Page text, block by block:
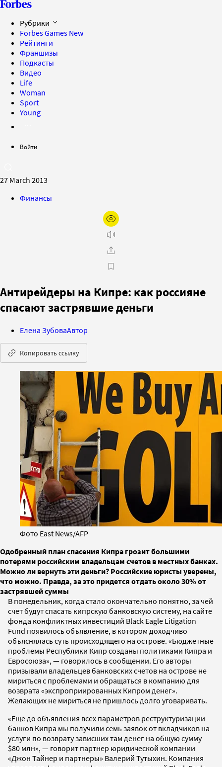
Рубрики
Forbes Games New
Рейтинги
Франшизы
Подкасты
Видео
Life
Woman
Sport
Young
Войти
27 March 2013
Финансы
Антирейдеры на Кипре: как россияне
спасают застрявшие деньги
Елена ЗубоваАвтор
Копировать ссылку
Фото East News/AFP
Одобренный план спасения Кипра грозит большими
потерями российским владельцам счетов в местных банках.
Можно ли вернуть эти деньги? Российские юристы уверены,
что можно. Правда, за это придется отдать около 30% от
застрявшей суммы
В понедельник, когда стало окончательно понятно, за чей
счет будут спасать кипрскую банковскую систему, на сайте
фонда конфликтных инвестиций Black Eagle Litigation
Fund появилось объявление, в котором доходчиво
объяснялась суть происходящего на острове. «Бюджетные
проблемы Республики Кипр созданы политиками Кипра и
Евросоюза», — говорилось в сообщении. Его авторы
призывали владельцев банковских счетов на острове не
мириться с проблемами и обращаться в компанию для
возврата «экспроприированных Кипром денег».
Желающих не мириться не пришлось долго уговаривать.
«Еще до объявления всех параметров реструктуризации
банков Кипра мы получили семь заявок от вкладчиков на
услуги по возврату зависших там денег на общую сумму
$80 млн», — говорит партнер юридической компании
«Джон Тайнер и партнеры» Валерий Тутыхин. Компания